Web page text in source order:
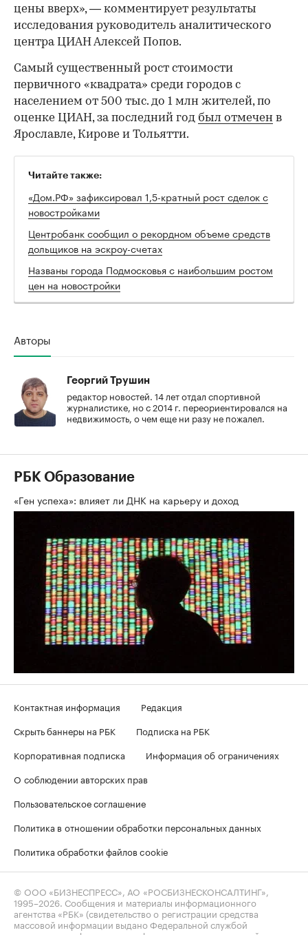
цены вверх», — комментирует результаты
исследования руководитель аналитического
центра ЦИАН Алексей Попов.
Самый существенный рост стоимости
первичного «квадрата» среди городов с
населением от 500 тыс. до 1 млн жителей, по
оценке ЦИАН, за последний год был отмечен в
Ярославле, Кирове и Тольятти.
Читайте также:
«Дом.РФ» зафиксировал 1,5-кратный рост сделок с
новостройками
Центробанк сообщил о рекордном объеме средств
дольщиков на эскроу-счетах
Названы города Подмосковья с наибольшим ростом
цен на новостройки
Авторы
Георгий Трушин
редактор новостей. 14 лет отдал спортивной
журналистике, но с 2014 г. переориентировался на
недвижимость, о чем еще ни разу не пожалел.
РБК Образование
«Ген успеха»: влияет ли ДНК на карьеру и доход
Контактная информация
Редакция
Скрыть баннеры на РБК
Подписка на РБК
Корпоративная подписка
Информация об ограничениях
О соблюдении авторских прав
Пользовательское соглашение
Политика в отношении обработки персональных данных
Политика обработки файлов cookie
© ООО «БИЗНЕСПРЕСС», АО «РОСБИЗНЕСКОНСАЛТИНГ»,
1995–2026 . Сообщения и материалы информационного
агентства «РБК» (свидетельство о регистрации средства
массовой информации выдано Федеральной службой